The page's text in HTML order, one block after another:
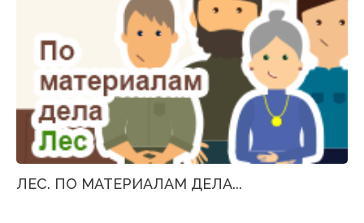
ЛЕС. ПО МАТЕРИАЛАМ ДЕЛА...